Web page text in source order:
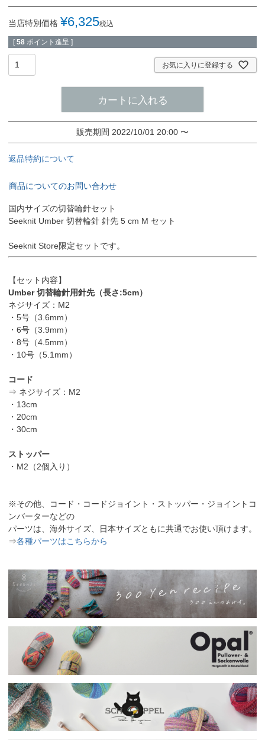
当店特別価格 ¥6,325税込
[ 58 ポイント進呈 ]
お気に入りに登録する
カートに入れる
販売期間 2022/10/01 20:00 〜
返品特約について
商品についてのお問い合わせ
国内サイズの切替輪針セット
Seeknit Umber 切替輪針 針先 5 cm M セット
Seeknit Store限定セットです。
【セット内容】
Umber 切替輪針用針先（長さ:5cm）
ネジサイズ：M2
・5号（3.6mm）
・6号（3.9mm）
・8号（4.5mm）
・10号（5.1mm）
コード
⇒ ネジサイズ：M2
・13cm
・20cm
・30cm
ストッパー
・M2（2個入り）
※その他、コード・コードジョイント・ストッパー・ジョイントコ
ンバーターなどの
パーツは、海外サイズ、日本サイズともに共通でお使い頂けます。
⇒各種パーツはこちらから